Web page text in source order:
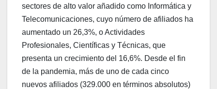
sectores de alto valor añadido como Informática y
Telecomunicaciones, cuyo número de afiliados ha
aumentado un 26,3%, o Actividades
Profesionales, Científicas y Técnicas, que
presenta un crecimiento del 16,6%. Desde el fin
de la pandemia, más de uno de cada cinco
nuevos afiliados (329.000 en términos absolutos)